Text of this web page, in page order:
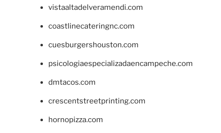
vistaaltadelveramendi.com
coastlinecateringnc.com
cuesburgershouston.com
psicologiaespecializadaencampeche.com
dmtacos.com
crescentstreetprinting.com
hornopizza.com